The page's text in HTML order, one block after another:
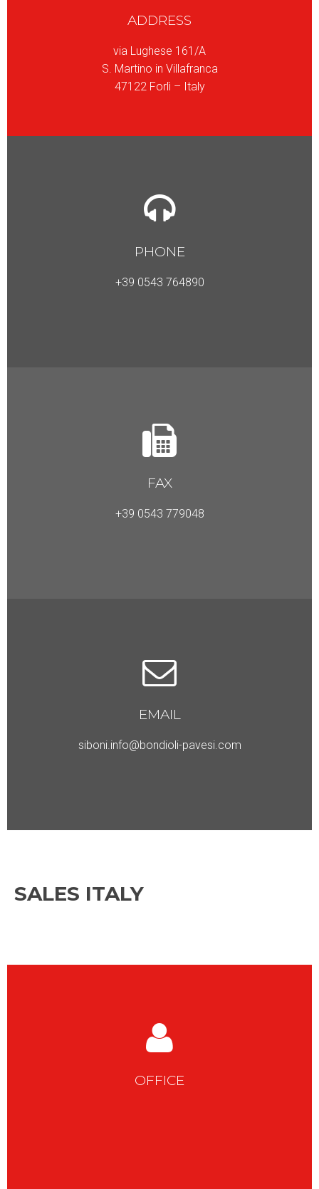
ADDRESS
via Lughese 161/A
S. Martino in Villafranca
47122 Forlì – Italy
PHONE
+39 0543 764890
FAX
+39 0543 779048
EMAIL
siboni.info@bondioli-pavesi.com
SALES ITALY
OFFICE